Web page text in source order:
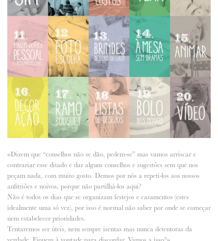
«Dizem que “conselhos não se dão, pedem-se” mas vamos arriscar e
contrariar esse ditado e dar alguns conselhos e sugestões sem que nos
peçam nada, com muito gosto. Demos por nós a repeti-los aos nossos
anfitriões e noivos, porque não partilhá-los aqui?
Não é todos os dias que se organizam festejos e casamentos (estes
idealmente uma só vez), por isso é normal não saber por onde se começar
nem estabelecer prioridades.
Tentaremos ser úteis, nem sempre isentas mas nunca detentoras da